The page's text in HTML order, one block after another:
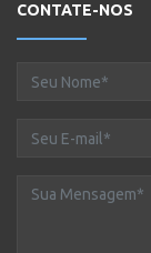
CONTATE-NOS